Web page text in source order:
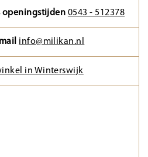
openingstijden 0543 - 512378
info@milikan.nl
in Winterswijk